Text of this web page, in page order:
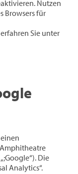
Nutzen
Browsers für
Sie unter
Die
Analytics“.